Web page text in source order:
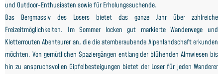
und Outdoor-Enthusiasten sowie für Erholungssuchende.
Das Bergmassiv des Losers bietet das ganze Jahr über zahlreiche
Freizeitmöglichkeiten. Im Sommer locken gut markierte Wanderwege und
Kletterrouten Abenteurer an, die die atemberaubende Alpenlandschaft erkunden
möchten. Von gemütlichen Spaziergängen entlang der blühenden Almwiesen bis
hin zu anspruchsvollen Gipfelbesteigungen bietet der Loser für jeden Wanderer